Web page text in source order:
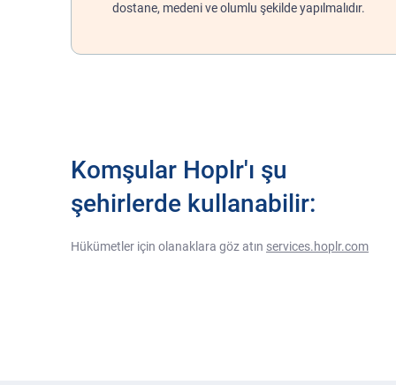
dostane, medeni ve olumlu şekilde yapılmalıdır.
Komşular Hoplr'ı şu
şehirlerde kullanabilir:
Hükümetler için olanaklara göz atın services.hoplr.com